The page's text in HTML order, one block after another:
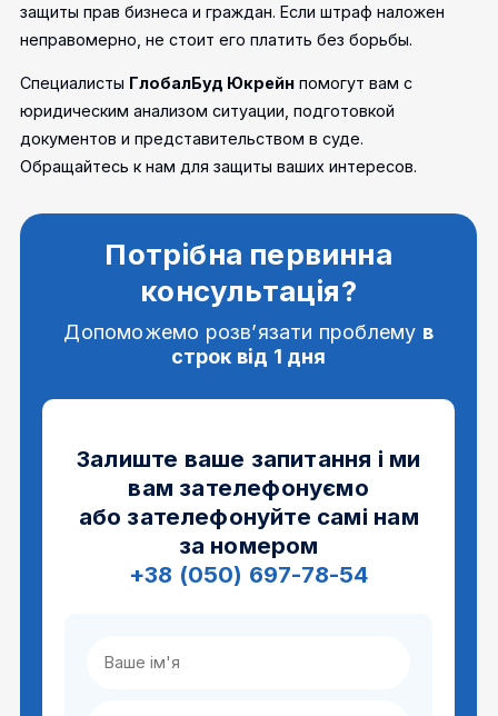
защиты прав бизнеса и граждан. Если штраф наложен
неправомерно, не стоит его платить без борьбы.
Специалисты ГлобалБуд Юкрейн помогут вам с
юридическим анализом ситуации, подготовкой
документов и представительством в суде.
Обращайтесь к нам для защиты ваших интересов.
Потрібна первинна
консультація?
Допоможемо розв’язати проблему в
строк від 1 дня
Залиште ваше запитання і ми
вам зателефонуємо
або зателефонуйте самі нам
за номером
+38 (050) 697-78-54